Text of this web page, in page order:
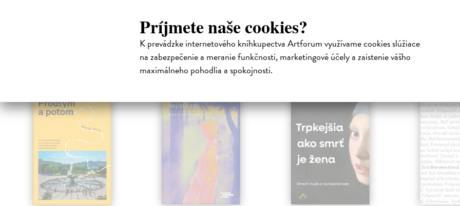
Príjmete naše cookies?
K prevádzke internetového kníhkupectva Artforum využívame cookies slúžiace
na zabezpečenie a meranie funkčnosti, marketingové účely a zaistenie vášho
maximálneho pohodlia a spokojnosti.Čitatelia s podobným vkusom si kúpili